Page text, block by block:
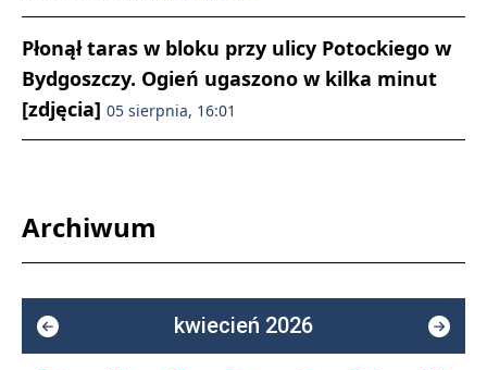
Płonął taras w bloku przy ulicy Potockiego w
Bydgoszczy. Ogień ugaszono w kilka minut
[zdjęcia] 05 sierpnia, 16:01
Archiwum
kwiecień 2026